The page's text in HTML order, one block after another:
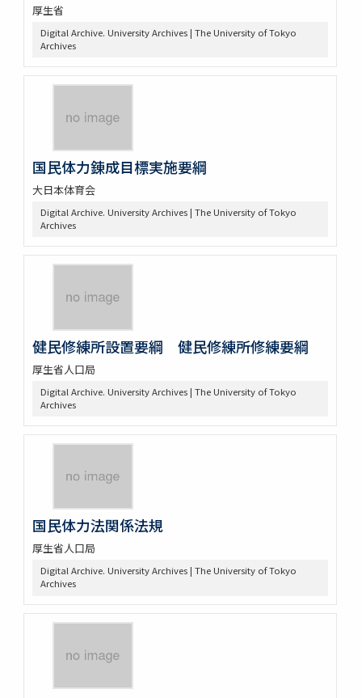
厚生省
Digital Archive. University Archives | The University of Tokyo
Archives
国民体力錬成目標実施要綱
大日本体育会
Digital Archive. University Archives | The University of Tokyo
Archives
健民修練所設置要綱 健民修練所修練要綱
厚生省人口局
Digital Archive. University Archives | The University of Tokyo
Archives
国民体力法関係法規
厚生省人口局
Digital Archive. University Archives | The University of Tokyo
Archives